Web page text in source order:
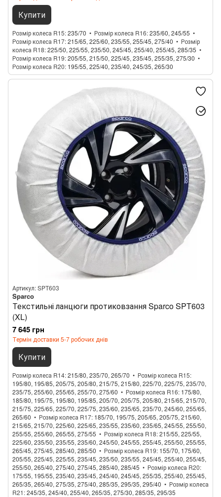
Купити
Розмір колеса R15 235/70 Розмір колеса R16 235/60, 245/55
Розмір колеса R17 215/65, 225/60, 235/55, 255/45, 275/40
Розмір
колеса R18 225/50, 225/55, 235/50, 245/45, 255/40, 255/45, 285/35
Розмір колеса R19 205/55, 215/50, 225/45, 235/45, 255/35, 275/30
Розмір колеса R20 195/55, 225/40, 235/40, 245/35, 265/30
Артикул: SPT603
Sparco
Текстильні ланцюги протиковзання Sparco SPT603
(XL)
7 645 грн
Термін доставки 5-7 робочих днів
Купити
Розмір колеса R14 215/80, 235/70, 265/70
Розмір колеса R15
195/80, 195/85, 205/75, 205/80, 215/75, 215/80, 225/70, 225/75, 235/70,
235/75, 255/60, 255/65, 255/70, 275/60
Розмір колеса R16 175/80,
185/80, 195/75, 195/80, 195/85, 205/70, 205/75, 205/80, 215/65, 215/70,
215/75, 225/65, 225/70, 225/75, 235/60, 235/65, 235/70, 245/60, 255/65,
265/60
Розмір колеса R17 185/70, 195/75, 205/65, 205/75, 215/60,
215/65, 215/70, 225/60, 225/65, 235/55, 235/60, 235/65, 245/55, 255/50,
255/55, 255/60, 265/55, 275/55
Розмір колеса R18 215/55, 225/55,
225/60, 235/50, 235/55, 235/60, 245/50, 245/55, 255/45, 255/50, 255/55,
265/45, 275/45, 285/40, 285/50
Розмір колеса R19 155/70, 175/60,
205/55, 225/45, 225/55, 235/45, 235/50, 235/55, 245/45, 255/40, 255/45,
255/50, 265/40, 275/40, 275/45, 285/40, 285/45
Розмір колеса R20
175/55, 195/55, 235/40, 235/45, 245/40, 245/45, 255/35, 255/40, 255/45,
265/35, 265/40, 275/35, 275/40, 285/35, 295/35, 295/40
Розмір колеса
R21 245/35, 245/40, 255/40, 265/35, 275/30, 285/35, 295/35